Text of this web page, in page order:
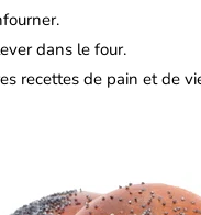
dans le four.
recettes de pain et de